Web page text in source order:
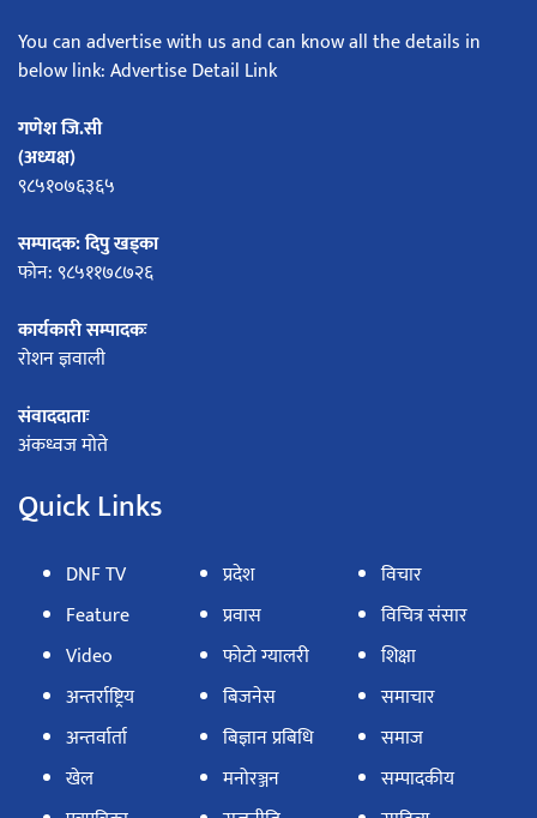
You can advertise with us and can know all the details in
below link: Advertise Detail Link
गणेश जि.सी
(अध्यक्ष)
९८५१०७६३६५
सम्पादक: दिपु खड्का
फोन: ९८५११७८७२६
कार्यकारी सम्पादकः
रोशन ज्ञवाली
संवाददाताः
अंकध्वज मोते
Quick Links
DNF TV
Feature
Video
अन्तर्राष्ट्रिय
अन्तर्वार्ता
खेल
प्रदेश
प्रवास
फोटो ग्यालरी
बिजनेस
बिज्ञान प्रबिधि
मनोरञ्जन
विचार
विचित्र संसार
शिक्षा
समाचार
समाज
सम्पादकीय